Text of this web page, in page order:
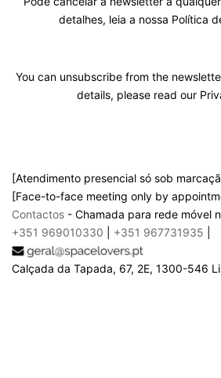
detalhes, leia a nossa Política
You can unsubscribe from the
details, please read our
[Atendimento presencial só sob
[Face-to-face meeting only by
Contactos - Chamada para rede móvel
+351 969010330
+351 967731935
Calçada da Tapada, 67, 2E, 1300-546